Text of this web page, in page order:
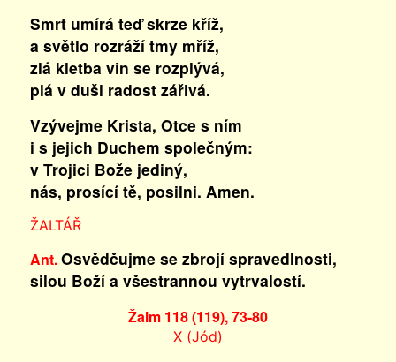
Smrt umírá teď skrze kříž,
a světlo rozráží tmy mříž,
zlá kletba vin se rozplývá,
plá v duši radost zářivá.
Vzývejme Krista, Otce s ním
i s jejich Duchem společným:
v Trojici Bože jediný,
nás, prosící tě, posilni. Amen.
ŽALTÁŘ
Ant.Osvědčujme se zbrojí spravedlnosti,
silou Boží a všestrannou vytrvalostí.
Žalm 118 (119), 73-80
X (Jód)